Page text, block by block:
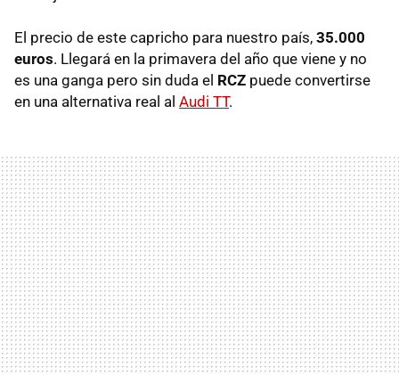
El precio de este capricho para nuestro país, 35.000
euros. Llegará en la primavera del año que viene y no
es una ganga pero sin duda el RCZ puede convertirse
en una alternativa real al Audi TT.